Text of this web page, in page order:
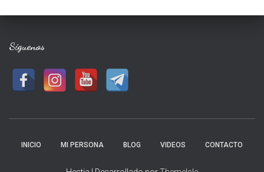
Síguenos
INICIO MI PERSONA BLOG VIDEOS CONTACTO